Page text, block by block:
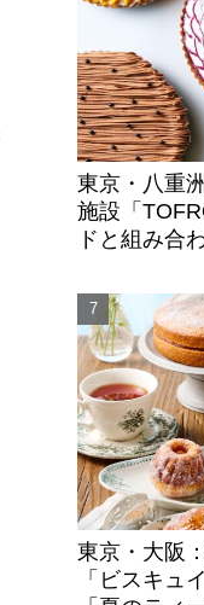
東京・八重
施設「
ドと組み合
東京・大阪
「ビスキュ